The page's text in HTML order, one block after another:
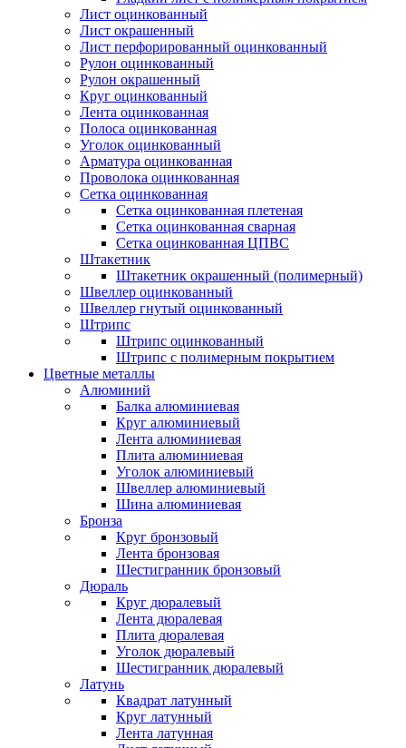
Лист оцинкованный
Лист окрашенный
Лист перфорированный оцинкованный
Рулон оцинкованный
Рулон окрашенный
Круг оцинкованный
Лента оцинкованная
Полоса оцинкованная
Уголок оцинкованный
Арматура оцинкованная
Проволока оцинкованная
Сетка оцинкованная
Сетка оцинкованная плетеная
Сетка оцинкованная сварная
Сетка оцинкованная ЦПВС
Штакетник
Штакетник окрашенный (полимерный)
Швеллер оцинкованный
Швеллер гнутый оцинкованный
Штрипс
Штрипс оцинкованный
Штрипс с полимерным покрытием
Цветные металлы
Алюминий
Балка алюминиевая
Круг алюминиевый
Лента алюминиевая
Плита алюминиевая
Уголок алюминиевый
Швеллер алюминиевый
Шина алюминиевая
Бронза
Круг бронзовый
Лента бронзовая
Шестигранник бронзовый
Дюраль
Круг дюралевый
Лента дюралевая
Плита дюралевая
Уголок дюралевый
Шестигранник дюралевый
Латунь
Квадрат латунный
Круг латунный
Лента латунная